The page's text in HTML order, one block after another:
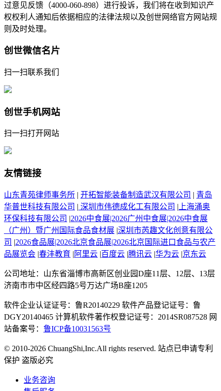
过意见反馈（4000-060-898）进行投诉，我们将在收到知识产
权权利人通知后依据相应的法律法规以及创世网络官方网站规
则及时处理。
创世微信名片
扫一扫联系我们
创世手机网站
扫一扫打开网站
友情链接
山东青苑律师事务所 | 开拓智能装备制造武汉有限公司 | 青岛
华普世科技有限公司 | 深圳市伟德成化工有限公司 | 上海涌奥
环保科技有限公司 |2026中食展|2026广州中食展|2026中食展
（广州）暨广州国际食品食材展 |深圳市芮趣文化创意有限公
司 |2026食品展|2026北京食品展|2026北京国际进口食品与农产
品展览会 |春沣教育 | 阿里云 |百度云 |腾讯云 |华为云 |京东云
公司地址：山东省淄博市高新区创业园D座11层、12层、13层
济南市市中区经四路5号万达广场B座1205
软件企业认证证号：鲁R20140229 软件产品登记证号：鲁
DGY20140465 计算机软件著作权登记证号：2014SR087528 网
站备案号： 鲁ICP备10031563号
© 2010-2026 ChuangShi,Inc.All rights reserved. 站点已申请专利
保护 盗版必究
业务咨询